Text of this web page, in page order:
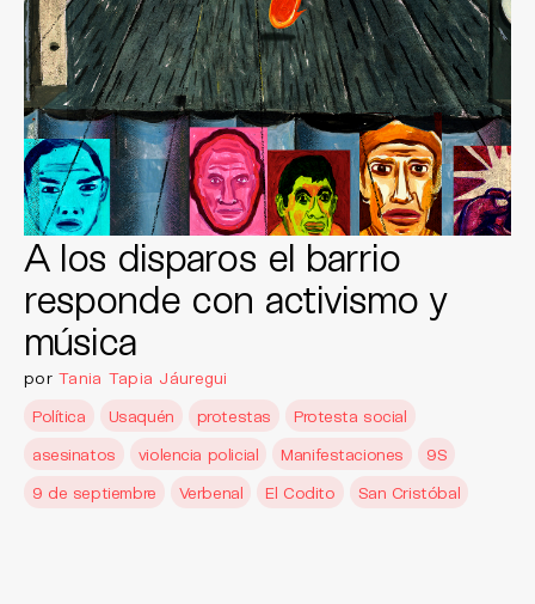
A los disparos el barrio
responde con activismo y
música
porTania Tapia Jáuregui
Política
Usaquén protestas
Protesta social
asesinatos
violencia policial Manifestaciones
9S
9 de septiembre
Verbenal El Codito San Cristóbal